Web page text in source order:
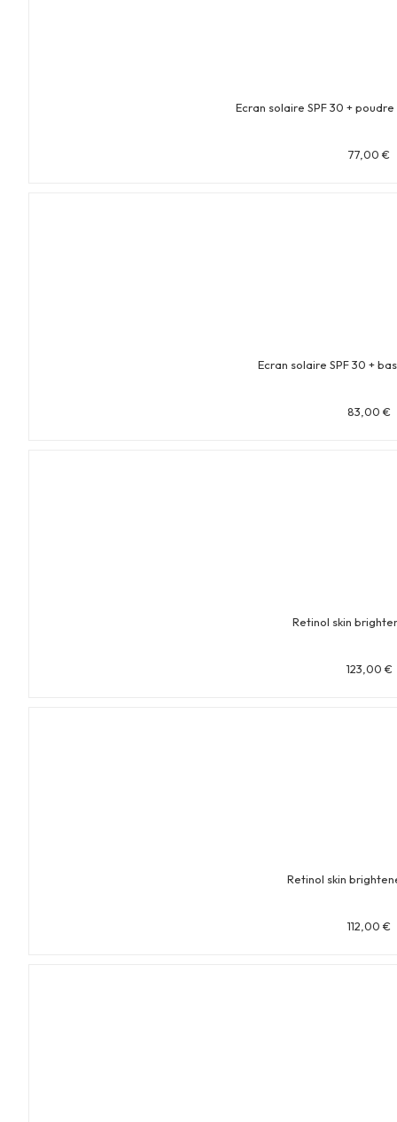
Ecran solaire SPF 30 +
77,00€
Ecran solaire SPF 30 +
83,00€
Retinol skin
123,00 €
Retinol skin
112,00€